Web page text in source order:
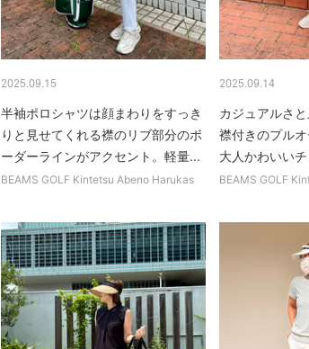
2025.09.15
半袖ポロシャツは顔まわりをすっき
りと見せてくれる襟のリブ部分のボ
ーダーラインがアクセント。軽量...
BEAMS GOLF Kintetsu Abeno Harukas
2025.09.14
カジュアルさ
襟付きのプルオ
大人かわいい
BEAMS GOLF